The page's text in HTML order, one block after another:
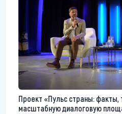
Проект «Пульс страны:
масштабную диалоговую